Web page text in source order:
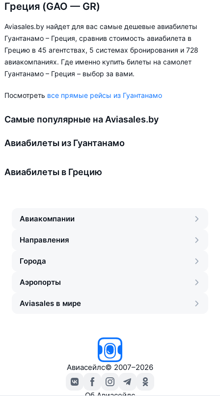
Греция (GAO — GR)
Aviasales.by найдет для вас самые дешевые авиабилеты
Гуантанамо – Греция, сравнив стоимость авиабилета в
Грецию в 45 агентствах, 5 системах бронирования и 728
авиакомпаниях. Где именно купить билеты на самолет
Гуантанамо – Греция – выбор за вами.
Посмотреть все прямые рейсы из Гуантанамо
Самые популярные на Aviasales.by
Авиабилеты из Гуантанамо
Авиабилеты в Грецию
Авиакомпании
Направления
Города
Аэропорты
Aviasales в мире
Авиасейлс© 2007–2026